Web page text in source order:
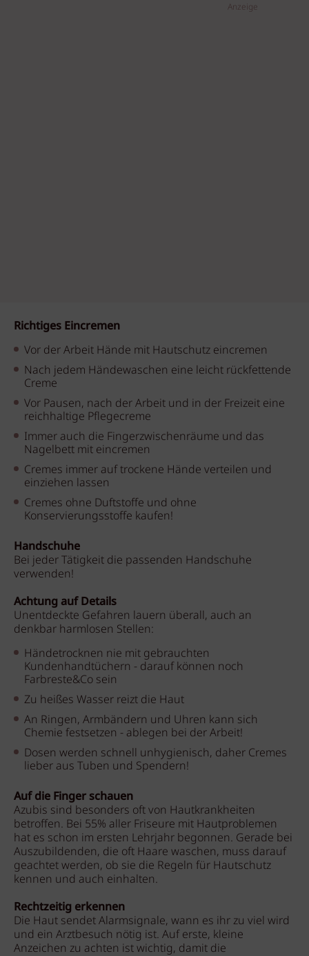
Anzeige
Richtiges Eincremen
Vor der Arbeit Hände mit Hautschutz eincremen
Nach jedem Händewaschen eine leicht rückfettende
Creme
Vor Pausen, nach der Arbeit und in der Freizeit eine
reichhaltige Pflegecreme
Immer auch die Fingerzwischenräume und das
Nagelbett mit eincremen
Cremes immer auf trockene Hände verteilen und
einziehen lassen
Cremes ohne Duftstoffe und ohne
Konservierungsstoffe kaufen!
Handschuhe
Bei jeder Tätigkeit die passenden Handschuhe
verwenden!
Achtung auf Details
Unentdeckte Gefahren lauern überall, auch an
denkbar harmlosen Stellen:
Händetrocknen nie mit gebrauchten
Kundenhandtüchern - darauf können noch
Farbreste&Co sein
Zu heißes Wasser reizt die Haut
An Ringen, Armbändern und Uhren kann sich
Chemie festsetzen - ablegen bei der Arbeit!
Dosen werden schnell unhygienisch, daher Cremes
lieber aus Tuben und Spendern!
Auf die Finger schauen
Azubis sind besonders oft von Hautkrankheiten
betroffen. Bei 55% aller Friseure mit Hautproblemen
hat es schon im ersten Lehrjahr begonnen. Gerade bei
Auszubildenden, die oft Haare waschen, muss darauf
geachtet werden, ob sie die Regeln für Hautschutz
kennen und auch einhalten.
Rechtzeitig erkennen
Die Haut sendet Alarmsignale, wann es ihr zu viel wird
und ein Arztbesuch nötig ist. Auf erste, kleine
Anzeichen zu achten ist wichtig, damit die